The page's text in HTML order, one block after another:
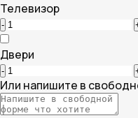
Телевизор
-
Двери
-
Или напишите в